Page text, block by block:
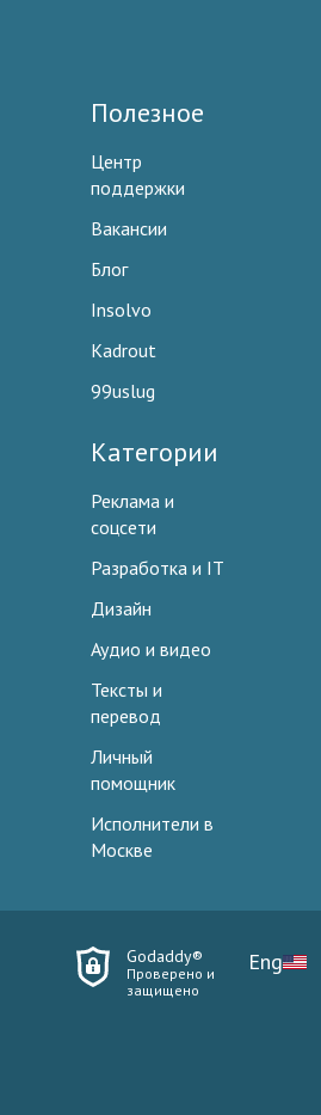
Полезное
Центр
поддержки
Вакансии
Блог
Insolvo
Kadrout
99uslug
Категории
Реклама и
соцсети
Разработка и IT
Дизайн
Аудио и видео
Тексты и
перевод
Личный
помощник
Исполнители в
Москве
Godaddy®
Проверено и
защищено
Eng